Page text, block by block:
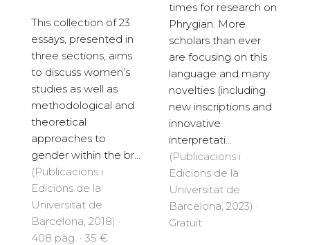
This collection of 23
essays, presented in
three sections, aims
to discuss women’s
studies as well as
methodological and
theoretical
approaches to
gender within the br...
(Publicacions i
Edicions de la
Universitat de
Barcelona, 2018) ·
408 pàg. · 35 €
times for research on
Phrygian. More
scholars than ever
are focusing on this
language and many
novelties (including
new inscriptions and
innovative
interpretati...
(Publicacions i
Edicions de la
Universitat de
Barcelona, 2023) ·
Gratuït